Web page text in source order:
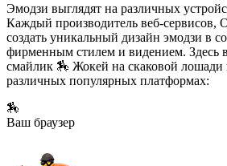
Эмодзи выглядят на различных
Каждый производитель веб-сервисов,
создать уникальный дизайн эмодзи в
фирменным стилем и видением. Здесь
смайлик 🏇 Жокей на скаковой лошади
различных популярных платформах:
🏇
Ваш браузер